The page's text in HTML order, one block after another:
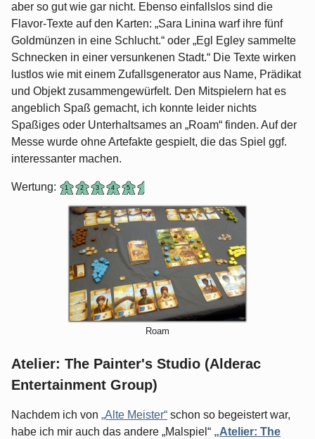
aber so gut wie gar nicht. Ebenso einfallslos sind die
Flavor-Texte auf den Karten: „Sara Linina warf ihre fünf
Goldmünzen in eine Schlucht.“ oder „Egl Egley sammelte
Schnecken in einer versunkenen Stadt.“ Die Texte wirken
lustlos wie mit einem Zufallsgenerator aus Name, Prädikat
und Objekt zusammengewürfelt. Den Mitspielern hat es
angeblich Spaß gemacht, ich konnte leider nichts
Spaßiges oder Unterhaltsames an „Roam“ finden. Auf der
Messe wurde ohne Artefakte gespielt, die das Spiel ggf.
interessanter machen.
Wertung:
Roam
Atelier: The Painter's Studio (Alderac
Entertainment Group)
Nachdem ich von „Alte Meister“ schon so begeistert war,
habe ich mir auch das andere „Malspiel“ „Atelier: The